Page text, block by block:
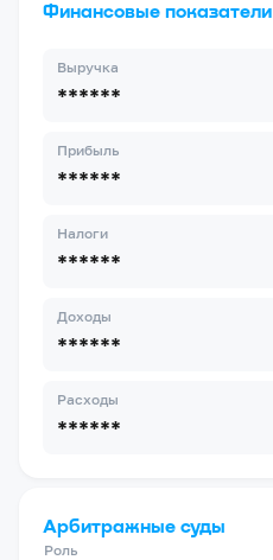
Финансовые показатели
Выручка
******
Прибыль
******
Налоги
******
Доходы
******
Расходы
******
Арбитражные суды
Роль